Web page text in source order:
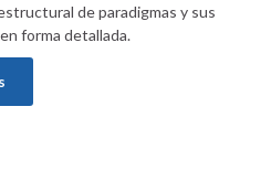
de paradigmas y sus
forma detallada.